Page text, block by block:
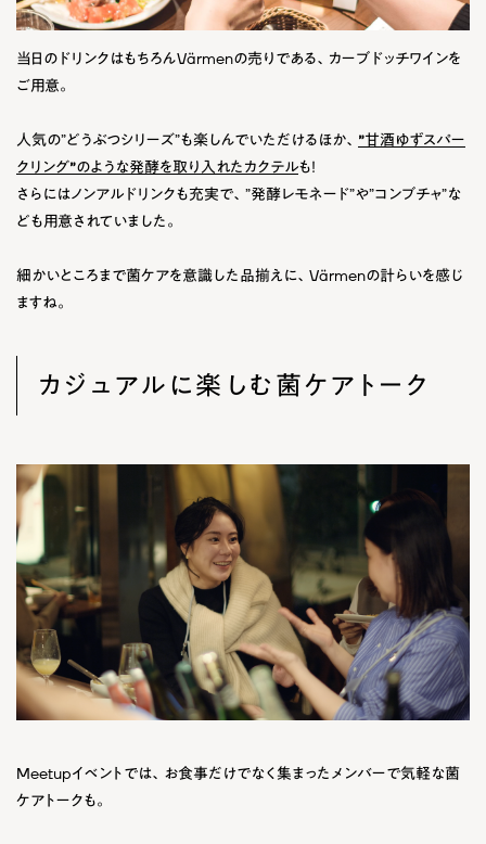
当日のドリンクはもちろんVärmenの売りである、 カーブドッチワインを
ご用意。
人気の”どうぶつシリーズ”も楽しんでいただけるほか、 ”甘酒ゆずスパー
クリング”のような発酵を取り入れたカクテルも！
さらにはノンアルドリンクも充実で、”発酵レモネード”や”コンブチャ”な
ども用意されていました。
細かいところまで菌ケアを意識した品揃えに、Värmenの計らいを感じ
ますね。
カジュアルに楽しむ菌ケアトーク
Meetupイベントでは、お食事だけでなく集まったメンバーで気軽な菌
ケアトークも。